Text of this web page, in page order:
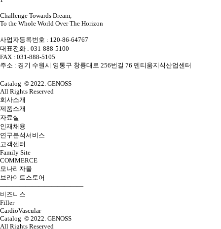
Challenge Towards Dream,
To the Whole World Over The Horizon
사업자등록번호 : 120-86-64767
대표전화 : 031-888-5100
FAX : 031-888-5105
주소 : 경기 수원시 영통구 창룡대로 256번길 76 덴티움지식산업센터
Catalog © 2022. GENOSS
All Rights Reserved
회사소개
제품소개
자료실
인재채용
연구분석서비스
고객센터
Family Site
COMMERCE
모나리자몰
브라이트스토어
—————————————
비즈니스
Filler
CardioVascular
Catalog © 2022. GENOSS
All Rights Reserved